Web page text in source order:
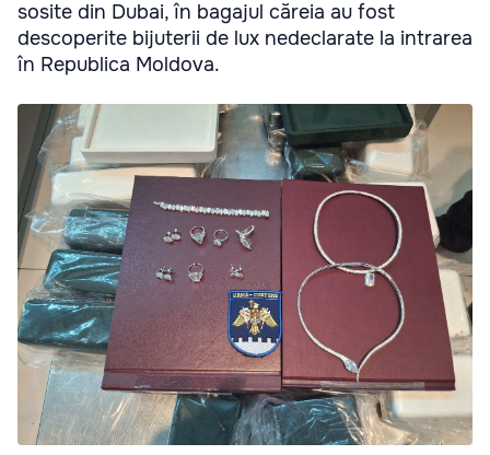
sosite din Dubai, în bagajul căreia au fost
descoperite bijuterii de lux nedeclarate la intrarea
în Republica Moldova.